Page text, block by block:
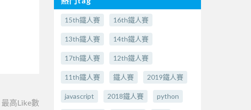
最高Like數
15th鐵人賽 16th鐵人賽
13th鐵人賽 14th鐵人賽
17th鐵人賽 12th鐵人賽
11th鐵人賽 鐵人賽 2019鐵人賽
javascript 2018鐵人賽 python